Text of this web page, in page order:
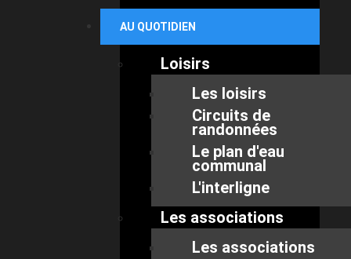
AU QUOTIDIEN
Loisirs
Les loisirs
Circuits de
randonnées
Le plan d'eau
communal
L'interligne
Les associations
Les associations